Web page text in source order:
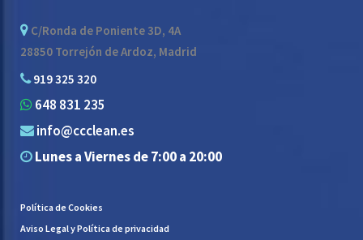
C/Ronda de Poniente 3D, 4A
28850 Torrejón de Ardoz, Madrid
919 325 320
648 831 235
info@ccclean.es
Lunes a Viernes de 7:00 a 20:00
Política de Cookies
Aviso Legal y Política de privacidad